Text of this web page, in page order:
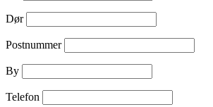
Dør
Postnummer
By
Telefon